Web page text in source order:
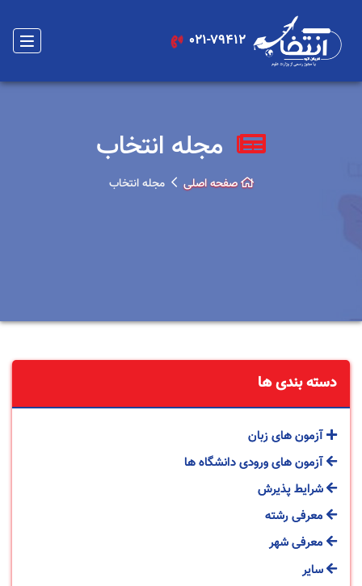
021-79412
مجله انتخاب
صفحه اصلی مجله انتخاب
دسته بندی ها
آزمون های زبان
آزمون های ورودی دانشگاه ها
شرایط پذیرش
معرفی رشته
معرفی شهر
سایر